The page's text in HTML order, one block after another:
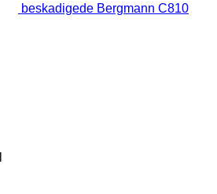
beskadigede Bergmann C810